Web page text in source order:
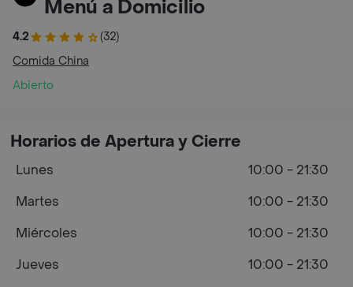
Menú a Domicilio
4.2
(32)
Comida China
Abierto
Horarios de Apertura y Cierre
Lunes
10:00 - 21:30
Martes
10:00 - 21:30
Miércoles
10:00 - 21:30
Jueves
10:00 - 21:30